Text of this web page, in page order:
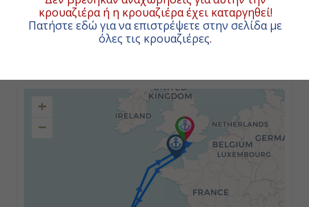
κρουαζιέρα ή η κρουαζιέρα έχει καταργηθεί!
Πατήστε εδώ για να επιστρέψετε στην σελίδα με
όλες τις κρουαζιέρες.
Ημέρα 3η
-
-
Ημέρα 4η
Λεϊξόες (Πόρτο), Πορτογαλία
+
−